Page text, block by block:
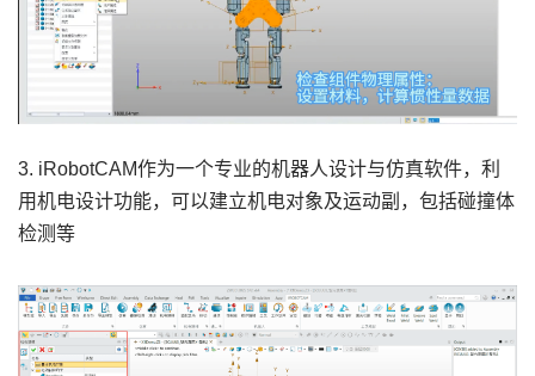
3. iRobotCAM作为一个专业的机器人设计与仿真软件，利
用机电设计功能，可以建立机电对象及运动副，包括碰撞体
检测等